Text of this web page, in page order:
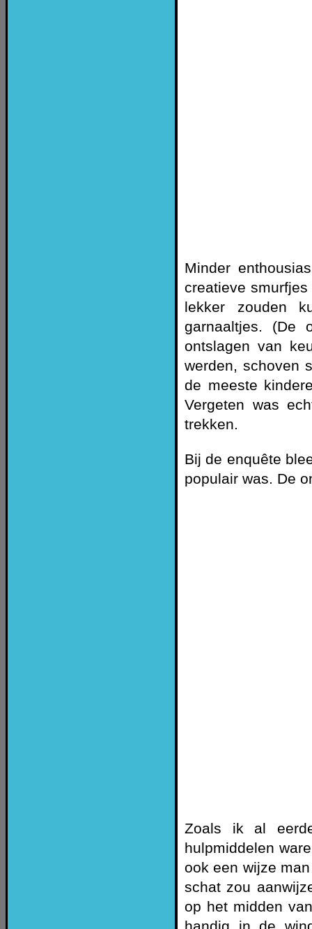
Minder
creatieve
lekker zouden
garnaaltjes. (De
ontslagen van
werden, schoven
de meeste
Vergeten was
trekken.
Bij de enquête
populair was. De
Zoals ik al
hulpmiddelen
ook een wijze
schat zou
op het midden